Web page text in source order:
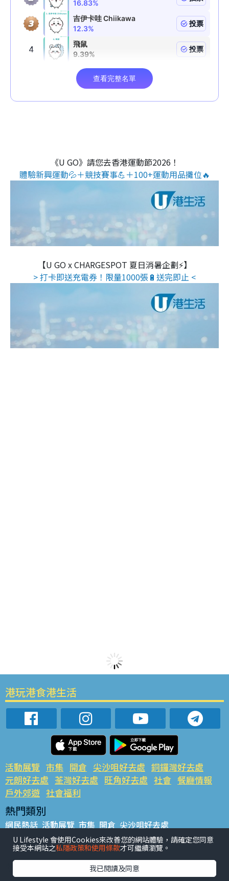
《U GO》請您去香港運動節2026！
體驗新興運動💦＋競技賽事💪＋100+運動用品攤位🔥
【U GO x CHARGESPOT 夏日消暑企劃⚡】
> 打卡即送充電券！限量1000張🔋送完即止 <
港玩港食港生活
活動展覽 市集 開倉 尖沙咀好去處 銅鑼灣好去處
元朗好去處 荃灣好去處 旺角好去處 社會 餐廳情報
戶外郊遊 社會福利
熱門類別
網民熱話 活動展覽 市集 開倉 尖沙咀好去處
銅鑼灣好去處 元朗好去處 荃灣好去處 旺角好去處 社會
餐廳情報 戶外郊遊
熱門標籤
U Lifestyle 會使用Cookies來改善您的網站體驗，請確定您同意
接受本網站之私隱政策和使用條款才可繼續瀏覽。
我已閱讀及同意